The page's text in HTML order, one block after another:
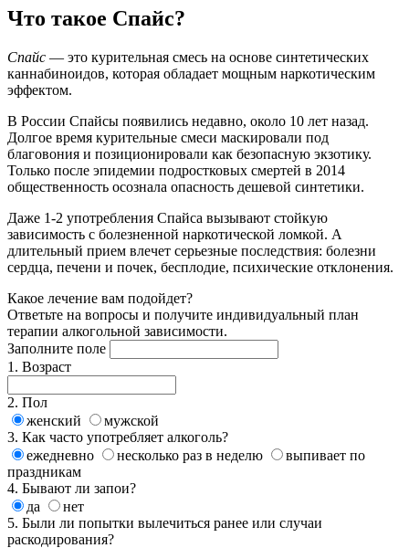
Что такое Спайс?
Спайс — это курительная смесь на основе синтетических
каннабиноидов, которая обладает мощным наркотическим
эффектом.
В России Спайсы появились недавно, около 10 лет назад.
Долгое время курительные смеси маскировали под
благовония и позиционировали как безопасную экзотику.
Только после эпидемии подростковых смертей в 2014
общественность осознала опасность дешевой синтетики.
Даже 1-2 употребления Спайса вызывают стойкую
зависимость с болезненной наркотической ломкой. А
длительный прием влечет серьезные последствия: болезни
сердца, печени и почек, бесплодие, психические отклонения.
Какое лечение вам подойдет?
Ответьте на вопросы и получите индивидуальный план
терапии алкогольной зависимости.
Заполните поле
1. Возраст
2. Пол
женский
мужской
3. Как часто употребляет алкоголь?
ежедневно
несколько раз в неделю
выпивает по
праздникам
4. Бывают ли запои?
да
нет
5. Были ли попытки вылечиться ранее или случаи
раскодирования?